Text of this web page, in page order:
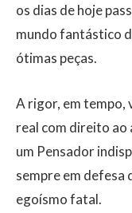
os dias de hoje
mundo fantástico
ótimas peças.
A rigor, em tempo,
real com direito
um Pensador
sempre em defesa
egoísmo fatal.